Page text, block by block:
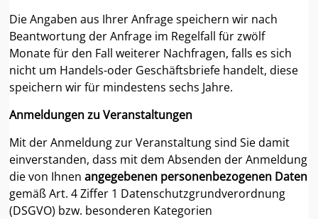
Die Angaben aus Ihrer Anfrage speichern wir nach
Beantwortung der Anfrage im Regelfall für zwölf
Monate für den Fall weiterer Nachfragen, falls es sich
nicht um Handels-oder Geschäftsbriefe handelt, diese
speichern wir für mindestens sechs Jahre.
Anmeldungen zu Veranstaltungen
Mit der Anmeldung zur Veranstaltung sind Sie damit
einverstanden, dass mit dem Absenden der Anmeldung
die von Ihnenangegebenen personenbezogenen Daten
gemäß Art. 4 Ziffer 1 Datenschutzgrundverordnung
(DSGVO) bzw. besonderen Kategorien